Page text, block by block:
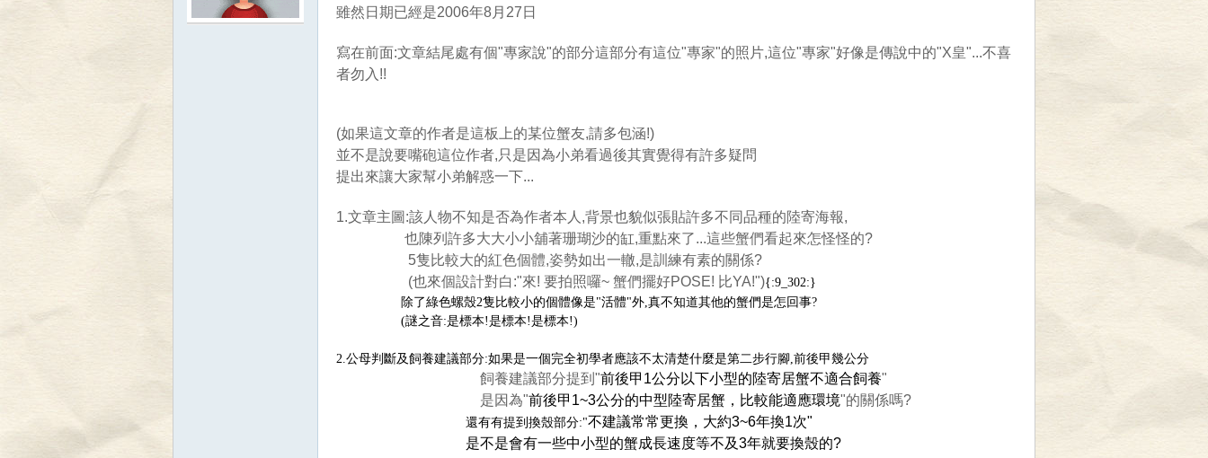
雖然日期已經是2006年8月27日
寫在前面:文章結尾處有個"專家說"的部分這部分有這位"專家"的照片,這位"專家"好像是傳說中的"X皇"...不喜
者勿入!!
(如果這文章的作者是這板上的某位蟹友,請多包涵!)
並不是說要嘴砲這位作者, 只是因為小弟看過後其實覺得有許多疑問
提出來讓大家幫小弟解惑一下...
1.文章主圖:該人物不知是否為作者本人,背景也貌似張貼許多不同品種的陸寄海報,
也陳列許多大大小小舖著珊瑚沙的缸,重點來了...這些蟹們看起來怎怪怪的?
5隻比較大的紅色個體,姿勢如出一轍,是訓練有素的關係?
(也來個設計對白:"來! 要拍照囉~ 蟹們擺好POSE! 比YA!"){:9_302:}
除了綠色螺殼2隻比較小的個體像是"活體"外,真不知道其他的蟹們是怎回事?
(謎之音:是標本!是標本!是標本!)
2.公母判斷及飼養建議部分:如果是一個完全初學者應該不太清楚什麼是第二步行腳,前後甲幾公分
飼養建議部分提到"前後甲1公分以下小型的陸寄居蟹不適合飼養"
是因為"前後甲1~3公分的中型陸寄居蟹，比較能適應環境"的關係嗎?
還有有提到換殼部分:"不建議常常更換，大約3~6年換1次"
是不是會有一些中小型的蟹成長速度等不及3年就要換殼的?